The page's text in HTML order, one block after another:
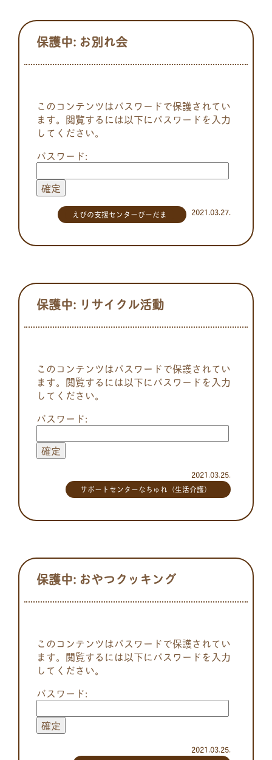
保護中: お別れ会
このコンテンツはパスワードで保護されてい
ます。閲覧するには以下にパスワードを入力
してください。
パスワード:
2021.03.27.
えびの支援センターびーだま
保護中: リサイクル活動
このコンテンツはパスワードで保護されてい
ます。閲覧するには以下にパスワードを入力
してください。
パスワード:
2021.03.25.
サポートセンターなちゅれ（生活介護）
保護中: おやつクッキング
このコンテンツはパスワードで保護されてい
ます。閲覧するには以下にパスワードを入力
してください。
パスワード:
2021.03.25.